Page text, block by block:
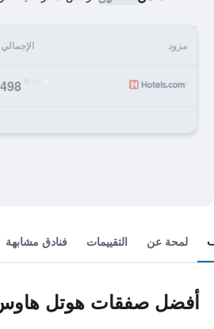
مزود
498 ﷼
لمحة عن التقييمات فنادق مشابهة
أفضل صفقات هوتل